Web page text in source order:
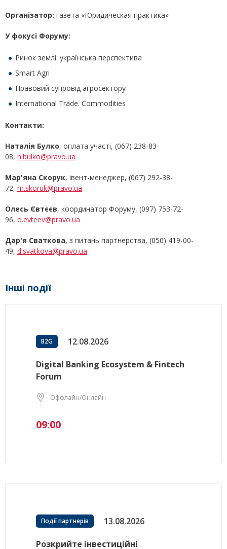
Організатор: газета «Юридическая практика»
У фокусі Форуму:
Ринок землі: українська перспектива
Smart Agri
Правовий супровід агросектору
International Trade. Commodities
Контакти:
Наталія Булко, оплата участі, (067) 238-83-
08, n.bulko@pravo.ua
Мар'яна Скорук, івент-менеджер, (067) 292-38-
72, m.skoruk@pravo.ua
Олесь Євтєєв, координатор Форуму, (097) 753-72-
96, o.evteev@pravo.ua
Дар'я Сваткова, з питань партнерства, (050) 419-00-
49, d.svatkova@pravo.ua
Інші події
B2G 12.08.2026
Digital Banking Ecosystem & Fintech
Forum
Оффлайн/Онлайн
09:00
Події партнерів 13.08.2026
Розкрийте інвестиційні